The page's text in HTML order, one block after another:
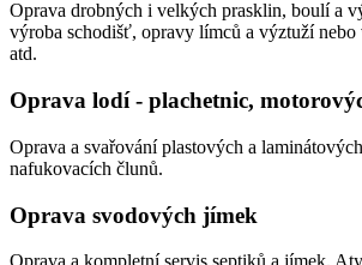
Oprava drobných i velkých prasklin, boulí a
výroba schodišť, opravy límců a výztuží nebo
atd.
Oprava lodí - plachetnic,
Oprava a svařování plastových a
nafukovacích člunů.
Oprava svodových jímek